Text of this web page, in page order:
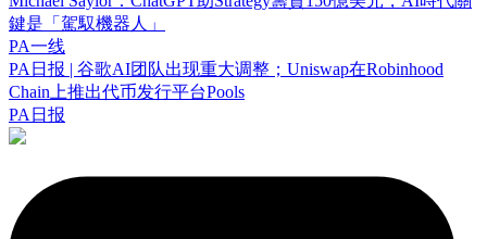
鍵是「駕馭機器人」
PA一线
PA日报 | 谷歌AI团队出现重大调整；Uniswap在Robinhood
Chain上推出代币发行平台Pools
PA日报